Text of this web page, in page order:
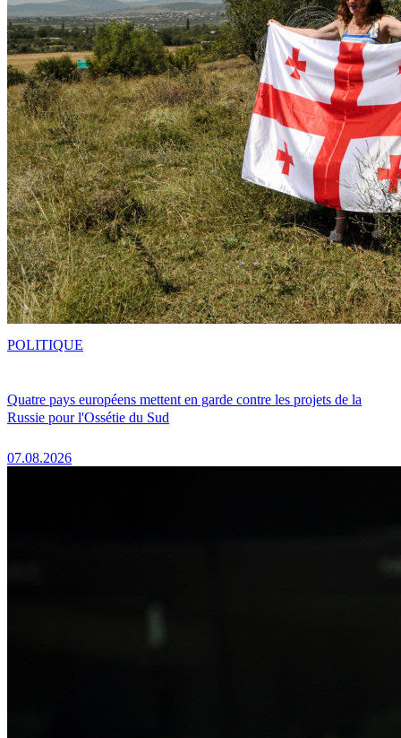
Quatre pays européens mettent en garde contre les projets de la
Russie pour l'Ossétie du Sud
07.08.2026
POLITIQUE